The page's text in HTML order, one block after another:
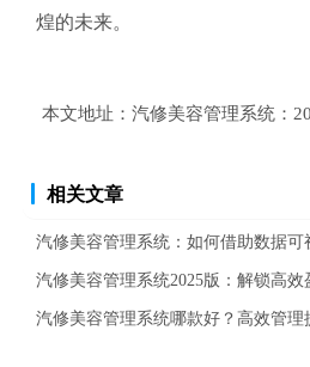
煌的未来。
本文地址： 汽修美容管理系统：
相关文章
汽修美容管理系统：如何借助数据可
汽修美容管理系统2025版：解锁高效
汽修美容管理系统哪款好？高效管理